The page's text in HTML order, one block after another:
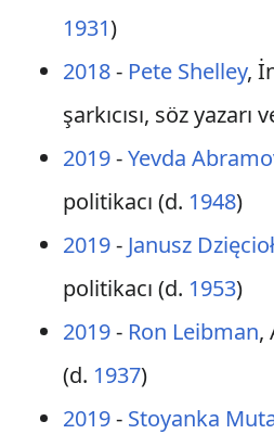
1931)
2018- Pete Shelley,
şarkıcısı, söz yazarı
2019-Yevda
politikacı (d. 1948)
2019- Janusz Dzięcioł
politikacı (d. 1953)
2019- Ron Leibman,
(d. 1937)
2019- Stoyanka